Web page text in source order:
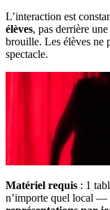
L’interaction est
élèves, pas derrière
brouille. Les élèves ne
spectacle.
Matériel requis : 1
n’importe quel local —